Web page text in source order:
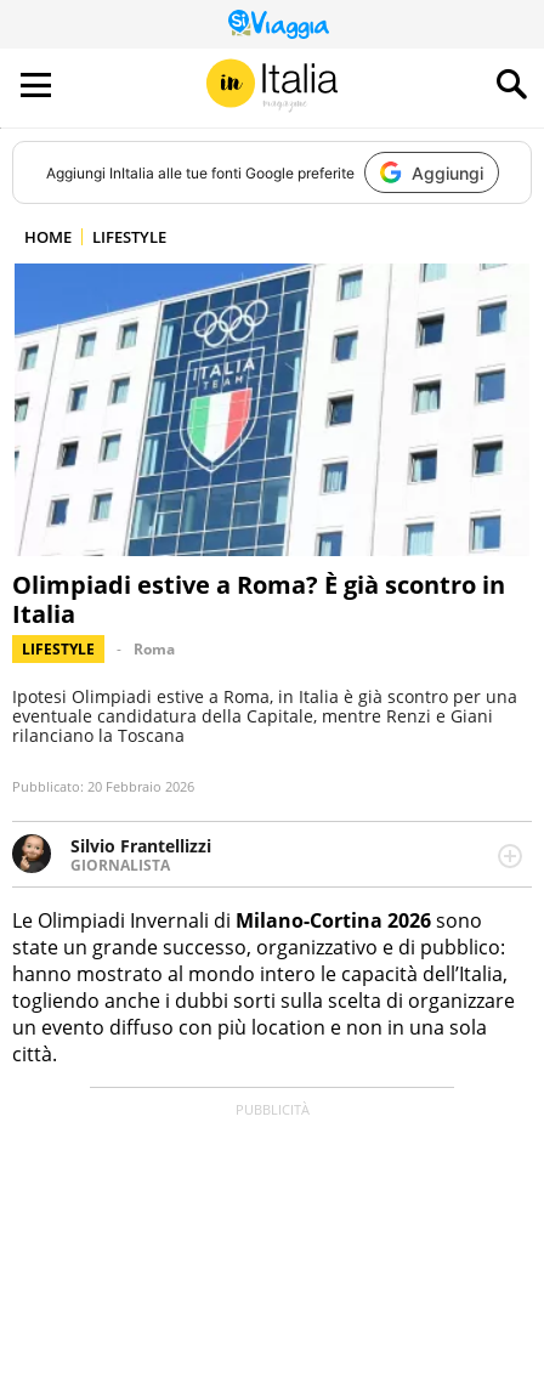
QUESTO
SITO
CONTRIBUISCE
ALL’AUDIENCE
DI
Aggiungi InItalia alle tue fonti Google preferite Aggiungi
HOME LIFESTYLE
Olimpiadi estive a Roma? È già scontro in
Italia
LIFESTYLE Roma
Ipotesi Olimpiadi estive a Roma, in Italia è già scontro per una
eventuale candidatura della Capitale, mentre Renzi e Giani
rilanciano la Toscana
Pubblicato: 20 Febbraio 2026
Silvio Frantellizzi
GIORNALISTA
Giornalista pubblicista. Da oltre dieci anni si occupa di
informazione sul web, scrivendo di sport, attualità,
cronaca, motori, spettacolo e videogame.
Le Olimpiadi Invernali di Milano-Cortina 2026sono
state un grande successo, organizzativo e di pubblico:
hanno mostrato al mondo intero le capacità dell’Italia,
togliendo anche i dubbi sorti sulla scelta di organizzare
un evento diffuso con più location e non in una sola
città.